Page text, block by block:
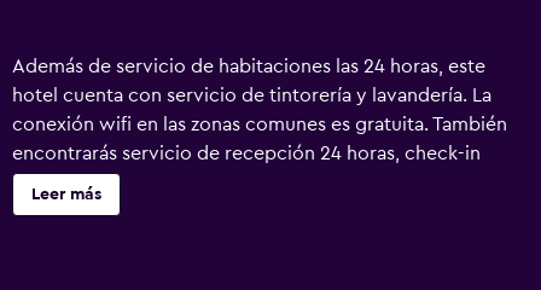
Además de servicio de habitaciones las 24 horas, este
hotel cuenta con servicio de tintorería y lavandería. La
conexión wifi en las zonas comunes es gratuita. También
encontrarás servicio de recepción 24 horas, check-in
exprés y check-out exprés. Nicea Hotel ofrece 30
alojamientos con botella de agua gratuita y cafetera y
Leer más